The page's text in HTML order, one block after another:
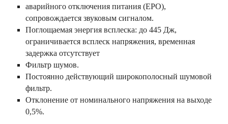
аварийного отключения питания (EPO),
сопровождается звуковым сигналом.
Поглощаемая энергия всплеска: до 445 Дж,
ограничивается всплеск напряжения, временная
задержка отсутствует
Фильтр шумов.
Постоянно действующий широкополосный шумовой
фильтр.
Отклонение от номинального напряжения на выходе
0,5%.